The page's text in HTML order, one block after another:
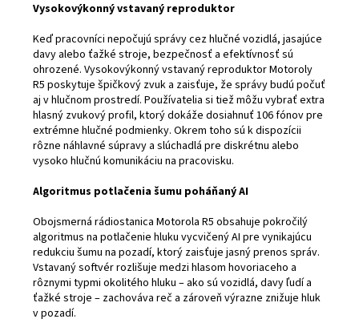
Vysokovýkonný vstavaný reproduktor
Keď pracovníci nepočujú správy cez hlučné vozidlá, jasajúce
davy alebo ťažké stroje, bezpečnosť a efektívnosť sú
ohrozené. Vysokovýkonný vstavaný reproduktor Motoroly
R5 poskytuje špičkový zvuk a zaisťuje, že správy budú počuť
aj v hlučnom prostredí. Používatelia si tiež môžu vybrať extra
hlasný zvukový profil, ktorý dokáže dosiahnuť 106 fónov pre
extrémne hlučné podmienky. Okrem toho sú k dispozícii
rôzne náhlavné súpravy a slúchadlá pre diskrétnu alebo
vysoko hlučnú komunikáciu na pracovisku.
Algoritmus potlačenia šumu poháňaný AI
Obojsmerná rádiostanica Motorola R5 obsahuje pokročilý
algoritmus na potlačenie hluku vycvičený AI pre vynikajúcu
redukciu šumu na pozadí, ktorý zaisťuje jasný prenos správ.
Vstavaný softvér rozlišuje medzi hlasom hovoriaceho a
rôznymi typmi okolitého hluku – ako sú vozidlá, davy ľudí a
ťažké stroje – zachováva reč a zároveň výrazne znižuje hluk
v pozadí.